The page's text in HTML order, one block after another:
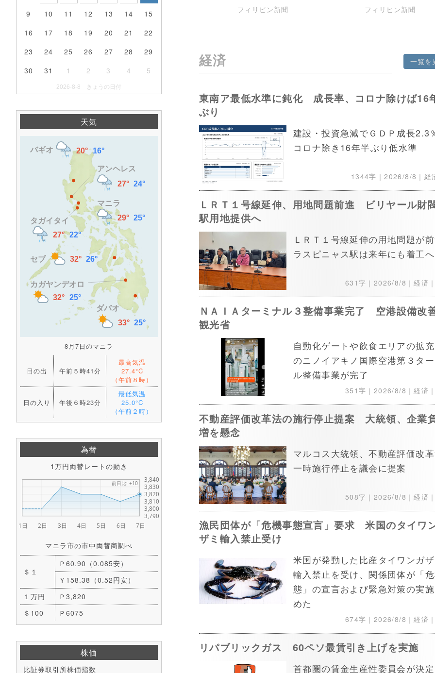
9
10 11 12 13 14
15
16
17 18 19 20 21
22
23
24 25 26 27 28
29
30
31 1 2 3 4 5
2026-8-8 きょうの日付
天気
8月7日のマニラ
日の出 午前５時41分
最高気温
27.4°C
（午前８時）
日の入り 午後６時23分
最低気温
25.0°C
（午前２時）
為替
1万円両替レートの動き
マニラ市の市中両替商調べ
＄１
Ｐ60.90（0.085安）
￥158.38（0.52円安）
１万円
Ｐ3,820
＄100
Ｐ6075
株価
比証券取引所株価指数
フィリピン新聞
フィリピン新聞
経済 一覧を
東南ア最低水準に鈍化 成長率、コロナ除けば16
ぶり
建設・投資急減でＧＤＰ成長2.3
コロナ除き16年半ぶり低水準
1344字｜2026/8/8 ｜経
ＬＲＴ１号線延伸、用地問題前進 ビリヤール財
駅用地提供へ
ＬＲＴ１号線延伸の用地問題が前
ラスピニャス駅は来年にも着工へ
631字｜ 2026/8/8 ｜経済｜
ＮＡＩＡターミナル３整備事業完了 空港設備改
観光省
自動化ゲートや飲食エリアの拡
のニノイアキノ国際空港第３タ
ル整備事業が完了
351字｜ 2026/8/8 ｜経済｜
不動産評価改革法の施行停止提案 大統領、企業
増を懸念
マルコス大統領、不動産評価改
一時施行停止を議会に提案
508字｜ 2026/8/8 ｜経済｜
漁民団体が「危機事態宣言」要求 米国のタイワ
ザミ輸入禁止受け
米国が発動した比産タイワンガ
輸入禁止を受け、関係団体が「
態」の宣言および緊急対策の実
めた
674字｜ 2026/8/8 ｜経済｜
リパブリックガス 60ペソ最賃引き上げを実施
首都圏の賃金生産性委員会が決